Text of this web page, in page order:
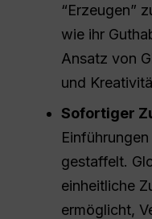
“Erzeugen”
wie ihr
Ansatz von
und
Sofortiger
gestaffelt.
einheitliche
ermöglicht,